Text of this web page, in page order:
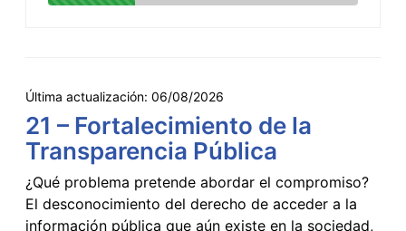
Última actualización: 06/08/2026
21 – Fortalecimiento de la
Transparencia Pública
¿Qué problema pretende abordar el compromiso?
El desconocimiento del derecho de acceder a la
información pública que aún existe en la sociedad,